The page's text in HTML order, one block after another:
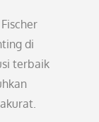
di
terbaik